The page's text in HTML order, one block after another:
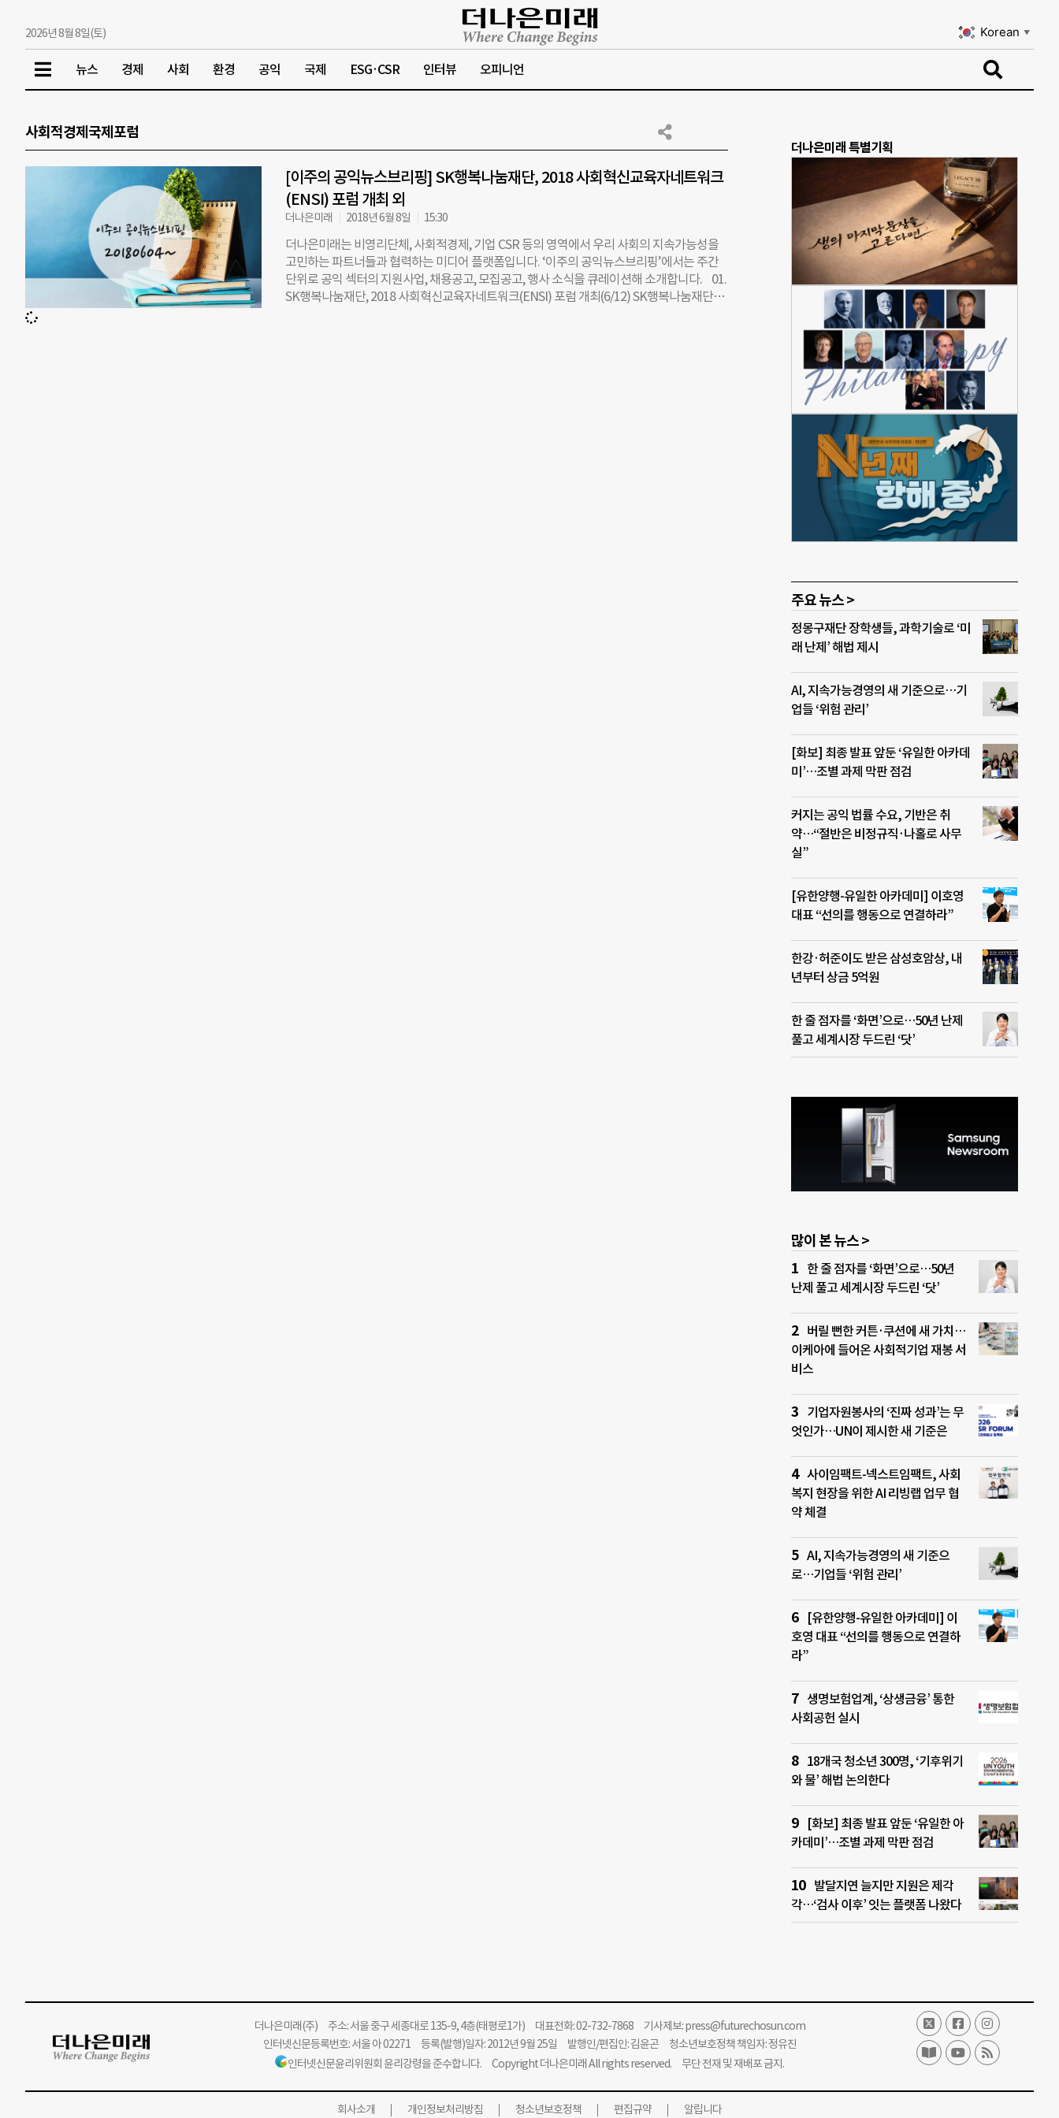
2026년 8월 8일(토) Korean ▼
뉴스 경제 사회 환경 공익 국제 ESG·CSR 인터뷰 오피니언
사회적경제국제포럼
[이주의 공익뉴스브리핑] SK행복나눔재단, 2018 사회혁신교육자네트워크
(ENSI) 포럼 개최 외
더나은미래 2018년 6월 8일 15:30
더나은미래는 비영리단체, 사회적경제, 기업 CSR 등의 영역에서 우리 사회의 지속가능성을
고민하는 파트너들과 협력하는 미디어 플랫폼입니다. ‘이주의 공익뉴스브리핑’에서는 주간
단위로 공익 섹터의 지원사업, 채용공고, 모집공고, 행사 소식을 큐레이션해 소개합니다. 01.
SK행복나눔재단, 2018 사회혁신교육자네트워크(ENSI) 포럼 개최(6/12) SK행복나눔재단은
더나은미래 특별기획
주요 뉴스 >
정몽구재단 장학생들, 과학기술로 ‘미
래 난제’ 해법 제시
AI, 지속가능경영의 새 기준으로…기
업들 ‘위험 관리’
[화보] 최종 발표 앞둔 ‘유일한 아카데
미’…조별 과제 막판 점검
커지는 공익 법률 수요, 기반은 취
약…“절반은 비정규직·나홀로 사무
실”
[유한양행-유일한 아카데미] 이호영
대표 “선의를 행동으로 연결하라”
한강·허준이도 받은 삼성호암상, 내
년부터 상금 5억원
한 줄 점자를 ‘화면’으로…50년 난제
풀고 세계시장 두드린 ‘닷’
많이 본 뉴스 >
한 줄 점자를 ‘화면’으로…50년
난제 풀고 세계시장 두드린 ‘닷’
버릴 뻔한 커튼·쿠션에 새 가치…
이케아에 들어온 사회적기업 재봉 서
비스
기업자원봉사의 ‘진짜 성과’는 무
엇인가…UN이 제시한 새 기준은
사이임팩트-넥스트임팩트, 사회
복지 현장을 위한 AI 리빙랩 업무 협
약 체결
AI, 지속가능경영의 새 기준으
로…기업들 ‘위험 관리’
[유한양행-유일한 아카데미] 이
호영 대표 “선의를 행동으로 연결하
라”
생명보험업계, ‘상생금융’ 통한
사회공헌 실시
18개국 청소년 300명, ‘기후위기
와 물’ 해법 논의한다
[화보] 최종 발표 앞둔 ‘유일한 아
카데미’…조별 과제 막판 점검
발달지연 늘지만 지원은 제각
각…‘검사 이후’ 잇는 플랫폼 나왔다
더나은미래(주)주소: 서울 중구 세종대로 135-9, 4층(태평로1가) 대표전화: 02-732-7868 기사제보:press@futurechosun.com
인터넷신문등록번호: 서울 아 02271 등록(발행)일자: 2012년 9월 25일 발행인/편집인: 김윤곤 청소년보호정책 책임자: 정유진
인터넷신문윤리위원회 윤리강령을 준수합니다. Copyright 더나은미래 All rights reserved. 무단 전재 및 재배포 금지.
회사소개 개인정보처리방침 청소년보호정책 편집규약 알립니다